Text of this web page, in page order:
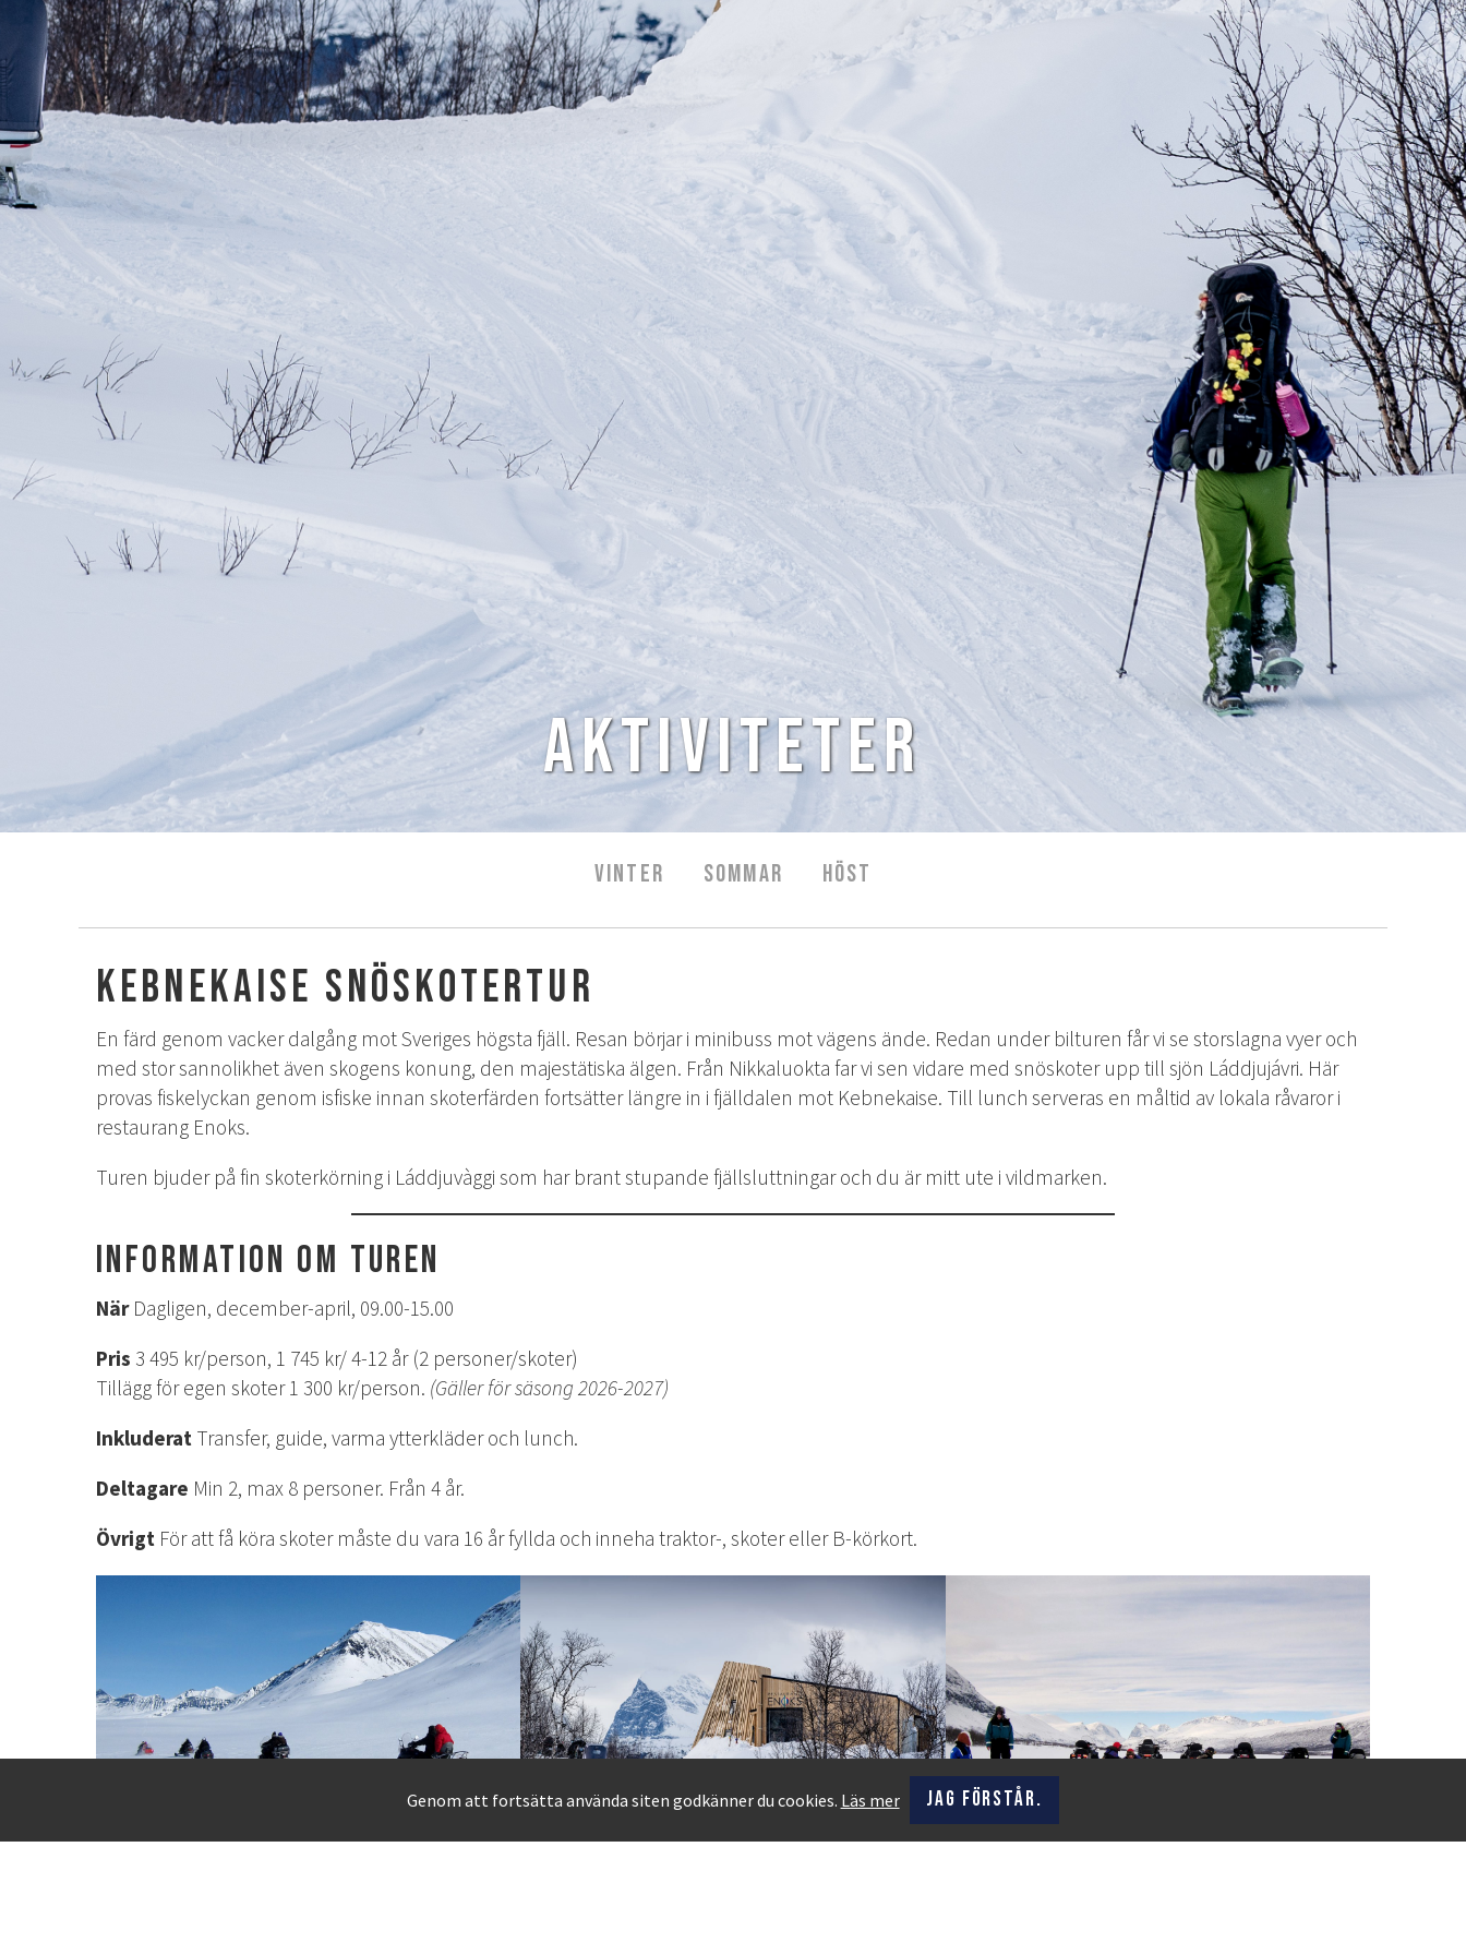
Aktiviteter
VINTER SOMMAR HÖST
Kebnekaise snöskotertur
En färd genom vacker dalgång mot Sveriges högsta fjäll. Resan börjar i minibuss mot vägens ände. Redan under bilturen får vi se storslagna vyer och
med stor sannolikhet även skogens konung, den majestätiska älgen. Från Nikkaluokta far vi sen vidare med snöskoter upp till sjön Láddjujávri. Här
provas fiskelyckan genom isfiske innan skoterfärden fortsätter längre in i fjälldalen mot Kebnekaise. Till lunch serveras en måltid av lokala råvaror i
restaurang Enoks.
Turen bjuder på fin skoterkörning i Láddjuvàggi som har brant stupande fjällsluttningar och du är mitt ute i vildmarken.
Information om turen
När Dagligen, december-april, 09.00-15.00
Pris 3 495 kr/person, 1 745 kr/ 4-12 år (2 personer/skoter)
Tillägg för egen skoter 1 300 kr/person. (Gäller för säsong 2026-2027)
Inkluderat Transfer, guide, varma ytterkläder och lunch.
Deltagare Min 2, max 8 personer. Från 4 år.
Övrigt För att få köra skoter måste du vara 16 år fyllda och inneha traktor-, skoter eller B-körkort.
Genom att fortsätta använda siten godkänner du cookies. Läs mer Jag förstår.